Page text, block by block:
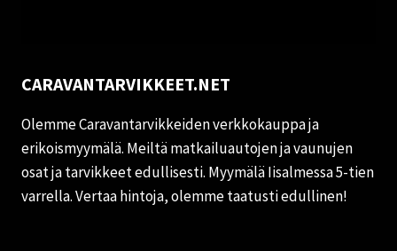
CARAVANTARVIKKEET.NET
Olemme Caravantarvikkeiden verkkokauppa ja
erikoismyymälä. Meiltä matkailuautojen ja vaunujen
osat ja tarvikkeet edullisesti. Myymälä Iisalmessa 5-tien
varrella. Vertaa hintoja, olemme taatusti edullinen!